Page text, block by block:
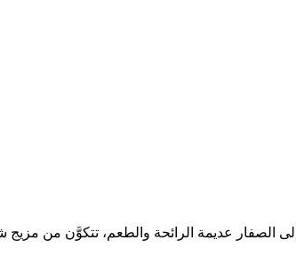
الصفار عديمة الرائحة والطعم، تتكوَّن من مزيج